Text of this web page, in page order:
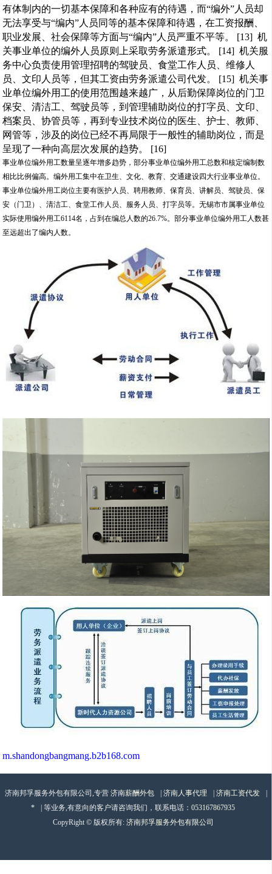
有体制内的一切基本保障和各种应有的待遇，而“编外”人员却
无法享受与“编内”人员同等的基本保障和待遇，在工资报酬、
职业发展、社会保障等方面与“编内”人员严重不平等。 [13] 机
关事业单位的编外人员原则上采取劳务派遣形式。 [14] 机关服
务中心负责使用管理招聘的驾驶员、食堂工作人员、维修人
员、文印人员等，但其工资由劳务派遣公司代发。 [15] 机关事
业单位编外用工的使用范围越来越广，从后勤保障岗位的门卫
保安、清洁工、驾驶员等，到管理辅助岗位的打字员、文印、
档案员、协管员等，再到专业技术岗位的医生、护士、教师、
网管等，涉及的岗位已经不再局限于一般性的辅助岗位，而是
呈现了一种向高层次发展的趋势。 [16]
事业单位编外用工数量呈逐年增多趋势，部分事业单位编外用工总数和核定编制数
相比比例偏高。编外用工集中在卫生、文化、教育、交通建设四大行业事业单位。
事业单位编外用工岗位主要有医护人员、聘用教师、保育员、讲解员、驾驶员、保
安（门卫）、清洁工、食堂工作人员、服务人员、打字员等。无锡市市属事业单位
实际使用编外用工6114名，占到在编总人数的26.7%。部分事业单位编外用工人数甚
至远超出了编内人数。
m.shandongbangmang.b2b168.com
济南邦孚服务外包有限公司,专营 济南薪酬外包 济南人事代理 济南工资代发
*
| 等业务,有意向的客户请咨询我们，联系电话： 053167867935
CopyRight © 版权所有: 济南邦孚服务外包有限公司